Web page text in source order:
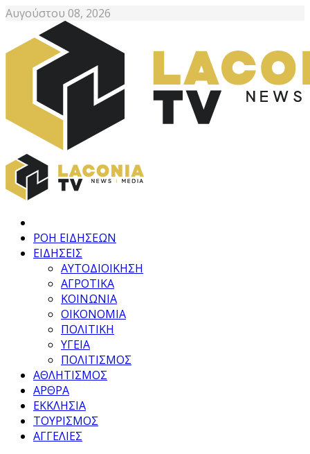
Αυγούστου 08, 2026
ΡΟΗ ΕΙΔΗΣΕΩΝ
ΕΙΔΗΣΕΙΣ
ΑΥΤΟΔΙΟΙΚΗΣΗ
ΑΓΡΟΤΙΚΑ
ΚΟΙΝΩΝΙΑ
ΟΙΚΟΝΟΜΙΑ
ΠΟΛΙΤΙΚΗ
ΥΓΕΙΑ
ΠΟΛΙΤΙΣΜΟΣ
ΑΘΛΗΤΙΣΜΟΣ
ΑΡΘΡΑ
ΕΚΚΛΗΣΙΑ
ΤΟΥΡΙΣΜΟΣ
ΑΓΓΕΛΙΕΣ